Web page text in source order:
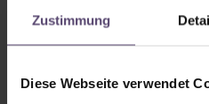
Zustimmung
Diese Webseite verwendet
Blende gerade